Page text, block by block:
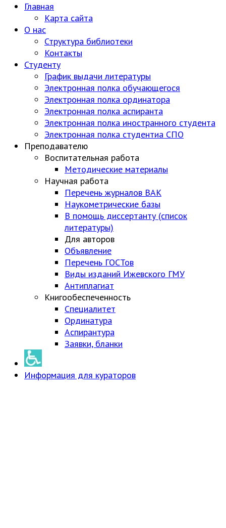
Главная
Карта сайта
О нас
Структура библиотеки
Контакты
Студенту
График выдачи литературы
Электронная полка обучающегося
Электронная полка ординатора
Электронная полка аспиранта
Электронная полка иностранного студента
Электронная полка студентиа СПО
Преподавателю
Воспитательная работа
Методические материалы
Научная работа
Перечень журналов ВАК
Наукометрические базы
В помощь диссертанту (список
литературы)
Для авторов
Объявление
Перечень ГОСТов
Виды изданий Ижевского ГМУ
Антиплагиат
Книгообеспеченность
Специалитет
Ординатура
Аспирантура
Заявки, бланки
Информация для кураторов